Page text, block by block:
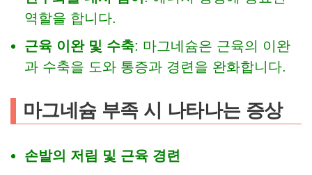
역할을 합니다.
근육 이완 및 수축: 마그네슘은 근육의 이완
과 수축을 도와 통증과 경련을 완화합니다.
마그네슘 부족 시 나타나는 증상
손발의 저림 및 근육 경련